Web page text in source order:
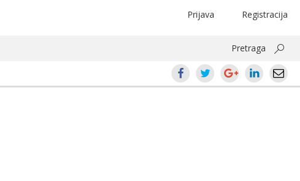
Registracija
Prijava
Pretraga